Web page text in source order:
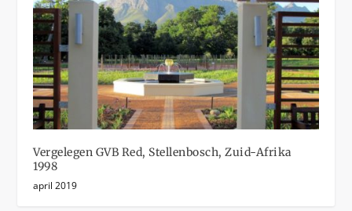
Vergelegen GVB Red, Stellenbosch, Zuid-Afrika
1998
april 2019